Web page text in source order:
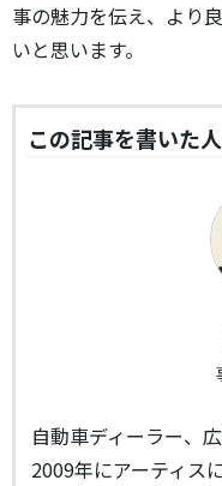
事の魅力を伝え、より
いと思います。
この記事を書いた人
自動車ディーラー、
2009年にアーティス